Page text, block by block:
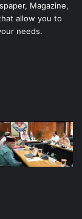
Magazine,
allow you to
needs.